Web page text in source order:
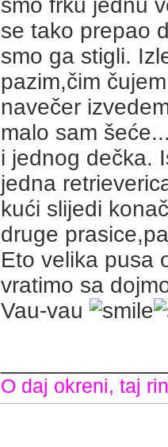
smo frku jednu
se tako prepao
smo ga stigli.
pazim,čim
navečer
malo sam
i jednog dečka.
jedna
kući slijedi
druge
Eto velika pusa
vratimo sa
Vau-vau
O daj okreni, taj